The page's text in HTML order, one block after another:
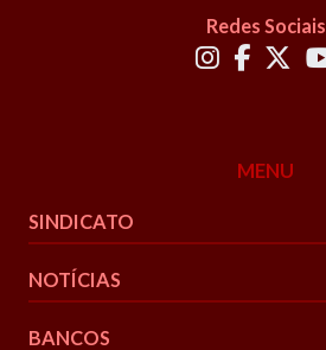
Redes Sociais
MENU
SINDICATO
NOTÍCIAS
BANCOS